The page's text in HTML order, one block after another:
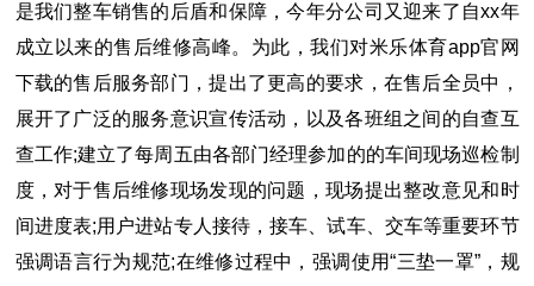
是我们整车销售的后盾和保障，今年分公司又迎来了自xx年
成立以来的售后维修高峰。为此，我们对米乐体育app官网
下载的售后服务部门，提出了更高的要求，在售后全员中，
展开了广泛的服务意识宣传活动，以及各班组之间的自查互
查工作;建立了每周五由各部门经理参加的的车间现场巡检制
度，对于售后维修现场发现的问题，现场提出整改意见和时
间进度表;用户进站专人接待，接车、试车、交车等重要环节
强调语言行为规范;在维修过程中，强调使用“三垫一罩”，规